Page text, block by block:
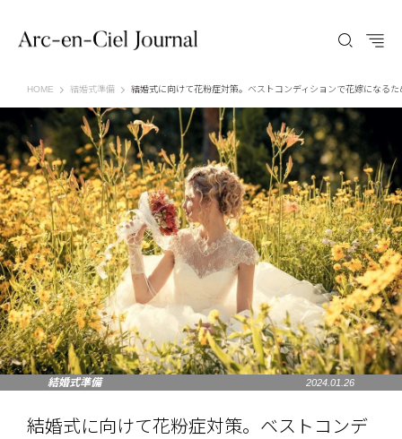
HOME Arc-en-Ciel Journal（アルカンシエル ジャーナル）
結婚式準備 結婚式に向けて花粉症対策。ベストコンディションで花嫁になるた
結婚式準備 2024.01.26
結婚式に向けて花粉症対策。ベストコンデ